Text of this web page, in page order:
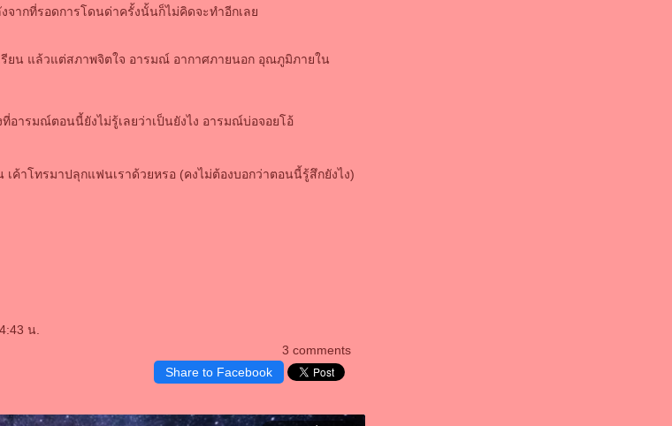
จากที่รอดการโดนด่าครั้งนั้นก็ไม่คิดจะทำอีกเล
ยน แล้วแต่สภาพจิตใจ อารมณ์ อากาศภายนอก อุณภูมิภายใน
อารมณ์ตอนนี้ยังไม่รู้เลยว่าเป็นยังไง อารมณ์บ่อจอยโอ้
เค้าโทรมาปลุกแฟนเราด้วยหรอ (คงไม่ต้องบอกว่าตอนนี้รู้สึกยังไง)
3 comments
น.
Share to Facebook